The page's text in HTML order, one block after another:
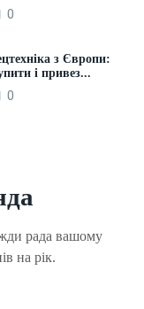
0
з Європи:
і привез...
0
рада вашому
на рік.